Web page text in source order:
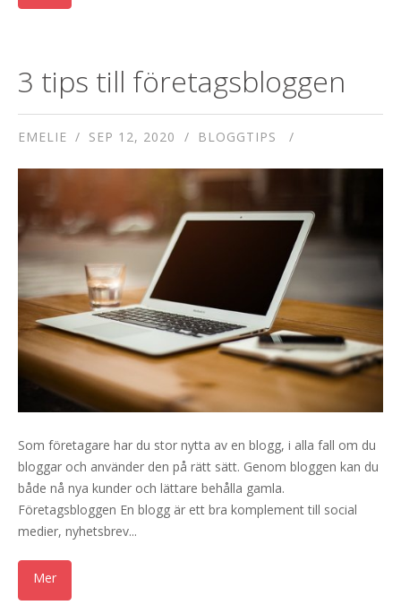
3 tips till företagsbloggen
EMELIE SEP 12, 2020 BLOGGTIPS
Som företagare har du stor nytta av en blogg, i alla fall om du
bloggar och använder den på rätt sätt. Genom bloggen kan du
både nå nya kunder och lättare behålla gamla.
Företagsbloggen En blogg är ett bra komplement till social
medier, nyhetsbrev...